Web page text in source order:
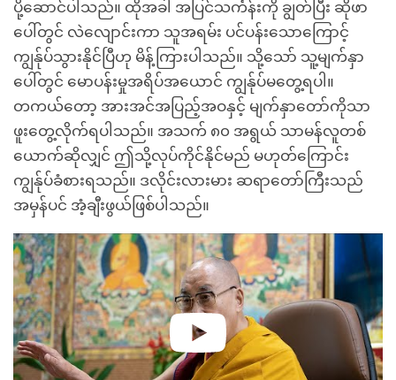
ပို့ဆောင်ပါသည်။ ထိုအခါ အပြင်သင်္ကန်းကို ချွတ်ပြီး ဆိုဖာ
ပေါ်တွင် လဲလျောင်းကာ သူအရမ်း ပင်ပန်းသောကြောင့်
ကျွန်ုပ်သွားနိုင်ပြီဟု မိန့်ကြားပါသည်။ သို့သော် သူ့မျက်နှာ
ပေါ်တွင် မောပန်းမှုအရိပ်အယောင် ကျွန်ုပ်မတွေ့ရပါ။
တကယ်တော့ အားအင်အပြည့်အဝနှင့် မျက်နှာတော်ကိုသာ
ဖူးတွေ့လိုက်ရပါသည်။ အသက် ၈၀ အရွယ် သာမန်လူတစ်
ယောက်ဆိုလျှင် ဤသို့လုပ်ကိုင်နိုင်မည် မဟုတ်ကြောင်း
ကျွန်ုပ်ခံစားရသည်။ ဒလိုင်းလားမား ဆရာတော်ကြီးသည်
အမှန်ပင် အံ့ချီးဖွယ်ဖြစ်ပါသည်။